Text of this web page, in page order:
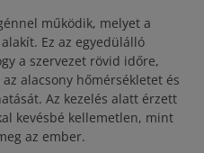
működik, melyet a
Ez az egyedülálló
a szervezet rövid időre,
alacsony hőmérsékletet és
Az kezelés alatt érzett
kevésbé kellemetlen, mint
az ember.